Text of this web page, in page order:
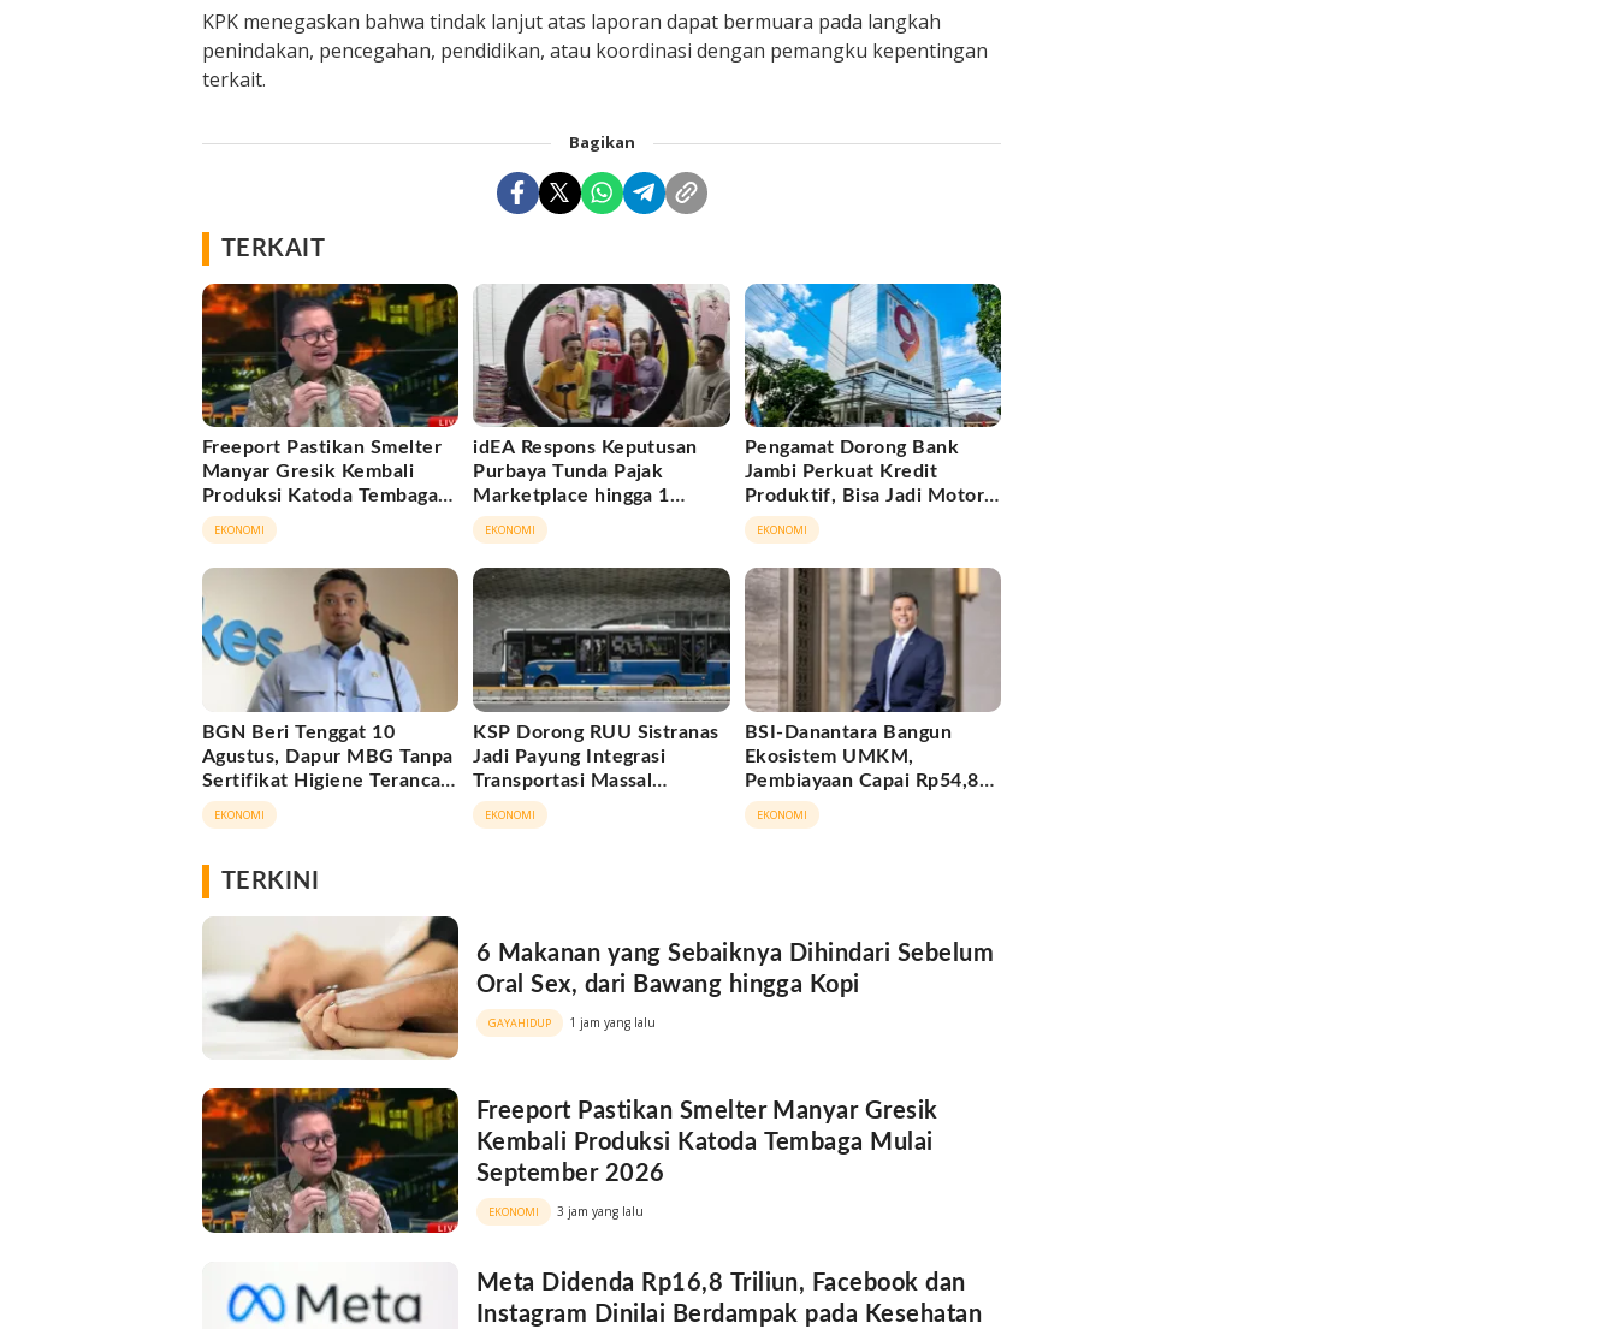
KPK menegaskan bahwa tindak lanjut atas laporan dapat bermuara pada langkah
penindakan, pencegahan, pendidikan, atau koordinasi dengan pemangku kepentingan
terkait.
Bagikan
TERKAIT
Freeport Pastikan Smelter
Manyar Gresik Kembali
Produksi Katoda Tembaga
Mulai September 2026
EKONOMI
idEA Respons Keputusan
Purbaya Tunda Pajak
Marketplace hingga 1
November 2026
EKONOMI
Pengamat Dorong Bank
Jambi Perkuat Kredit
Produktif, Bisa Jadi Motor
Ekonomi Daerah
EKONOMI
BGN Beri Tenggat 10
Agustus, Dapur MBG Tanpa
Sertifikat Higiene Terancam
Tutup Permanen
EKONOMI
KSP Dorong RUU Sistranas
Jadi Payung Integrasi
Transportasi Massal
Indonesia
EKONOMI
BSI-Danantara Bangun
Ekosistem UMKM,
Pembiayaan Capai Rp54,80
Triliun
EKONOMI
TERKINI
6 Makanan yang Sebaiknya Dihindari Sebelum
Oral Sex, dari Bawang hingga Kopi
GAYAHIDUP 1 jam yang lalu
Freeport Pastikan Smelter Manyar Gresik
Kembali Produksi Katoda Tembaga Mulai
September 2026
EKONOMI 3 jam yang lalu
Meta Didenda Rp16,8 Triliun, Facebook dan
Instagram Dinilai Berdampak pada Kesehatan